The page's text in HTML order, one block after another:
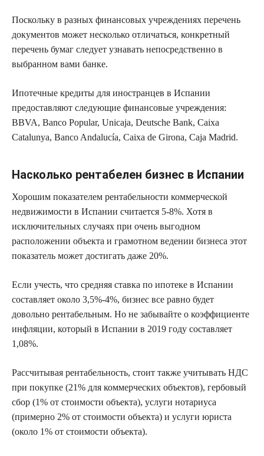
Поскольку в разных финансовых учреждениях перечень
документов может несколько отличаться, конкретный
перечень бумаг следует узнавать непосредственно в
выбранном вами банке.
Ипотечные кредиты для иностранцев в Испании
предоставляют следующие финансовые учреждения:
BBVA, Banco Popular, Unicaja, Deutsche Bank, Caixa
Catalunya, Banco Andalucía, Caixa de Girona, Caja Madrid.
Насколько рентабелен бизнес в Испании
Хорошим показателем рентабельности коммерческой
недвижимости в Испании считается 5-8%. Хотя в
исключительных случаях при очень выгодном
расположении объекта и грамотном ведении бизнеса этот
показатель может достигать даже 20%.
Если учесть, что средняя ставка по ипотеке в Испании
составляет около 3,5%-4%, бизнес все равно будет
довольно рентабельным. Но не забывайте о коэффициенте
инфляции, который в Испании в 2019 году составляет
1,08%.
Рассчитывая рентабельность, стоит также учитывать НДС
при покупке (21% для коммерческих объектов), гербовый
сбор (1% от стоимости объекта), услуги нотариуса
(примерно 2% от стоимости объекта) и услуги юриста
(около 1% от стоимости объекта).